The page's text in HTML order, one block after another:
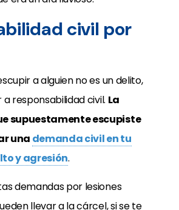
civil por
a alguien no es un delito,
responsabilidad civil. La
supuestamente escupiste
una demanda civil en tu
y agresión.
demandas por lesiones
llevar a la cárcel, si se te